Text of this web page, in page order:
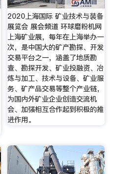
2020上海国际 矿业技术与装备
展览会 展会频道 环球磨粉机网
上海矿业展，每年在上海举办一
次，是中国大的矿产勘探、开发
交易平台之一，涵盖了地质勘
查、勘探开发、矿业投融资、冶
炼与加工、技术与设备、矿业服
务、矿产品交易等整个产业链，
为国内外矿业企业创造交流机
会、加强相互合作起到积极的推
进作用。